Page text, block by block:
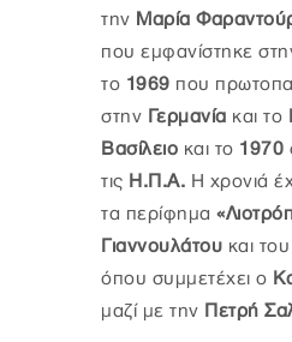
την Μαρία
που εμφανίστηκε
το 1969 που
στην Γερμανία και το
Βασίλειο και το 1970
τις Η.Π.Α. Η χρονιά
τα περίφημα
Γιαννουλάτου και του
όπου συμμετέχει ο
μαζί με την Πετρή